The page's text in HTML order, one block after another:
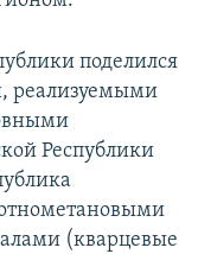
поделился
реализуемыми
Республики
(кварцевые